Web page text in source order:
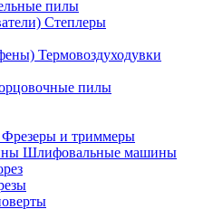
пилы
Степлеры
Термовоздуходувки
пилы
Фрезеры и триммеры
Шлифовальные машины